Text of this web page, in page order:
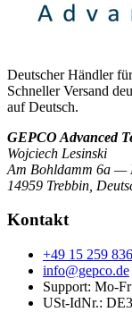
Deutscher Händler
Schneller Versand
auf Deutsch.
GEPCO Advanced
Wojciech Lesinski
Am Bohldamm 6a —
14959 Trebbin
Kontakt
+49 15 259
info@gepco.de
Support: Mo-
USt-IdNr.: